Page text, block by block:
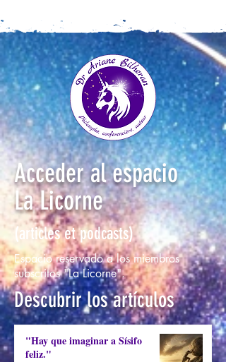
Acceder al espacio
La Licorne
(articles et podcasts)
Espacio reservado a los miembros
subscritos "La Licorne".
Descubrir los artículos
"Hay que imaginar a Sísifo
feliz."